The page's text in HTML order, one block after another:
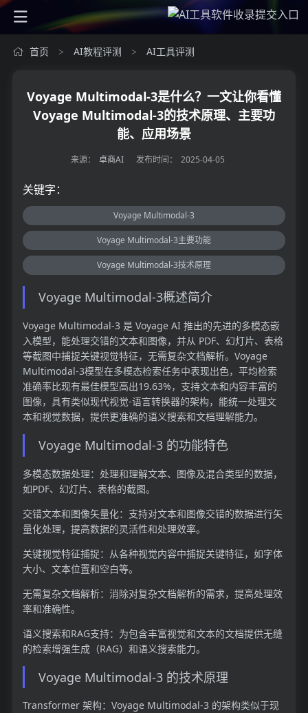
首页 > AI教程评测 > AI工具评测
Voyage Multimodal-3是什么？一文让你看懂
Voyage Multimodal-3的技术原理、主要功
能、应用场景
来源： 卓商AI 发布时间： 2025-04-05
关键字：
Voyage Multimodal-3
Voyage Multimodal-3主要功能
Voyage Multimodal-3技术原理
Voyage Multimodal-3概述简介
Voyage Multimodal-3 是 Voyage AI 推出的先进的多模态嵌
入模型，能处理交错的文本和图像，并从 PDF、幻灯片、表格
等截图中捕捉关键视觉特征，无需复杂文档解析。Voyage
Multimodal-3模型在多模态检索任务中表现出色，平均检索
准确率比现有最佳模型高出19.63%，支持文本和内容丰富的
图像，具有类似现代视觉-语言转换器的架构，能统一处理文
本和视觉数据，提供更准确的语义搜索和文档理解能力。
Voyage Multimodal-3 的功能特色
多模态数据处理：处理和理解文本、图像及混合类型的数据，
如PDF、幻灯片、表格的截图。
交错文本和图像矢量化：支持对文本和图像交错的数据进行矢
量化处理，提高数据的灵活性和处理效率。
关键视觉特征捕捉：从各种视觉内容中捕捉关键特征，如字体
大小、文本位置和空白等。
无需复杂文档解析：消除对复杂文档解析的需求，提高处理效
率和准确性。
语义搜索和RAG支持：为包含丰富视觉和文本的文档提供无缝
的检索增强生成（RAG）和语义搜索能力。
Voyage Multimodal-3 的技术原理
Transformer 架构：Voyage Multimodal-3 的架构类似于现